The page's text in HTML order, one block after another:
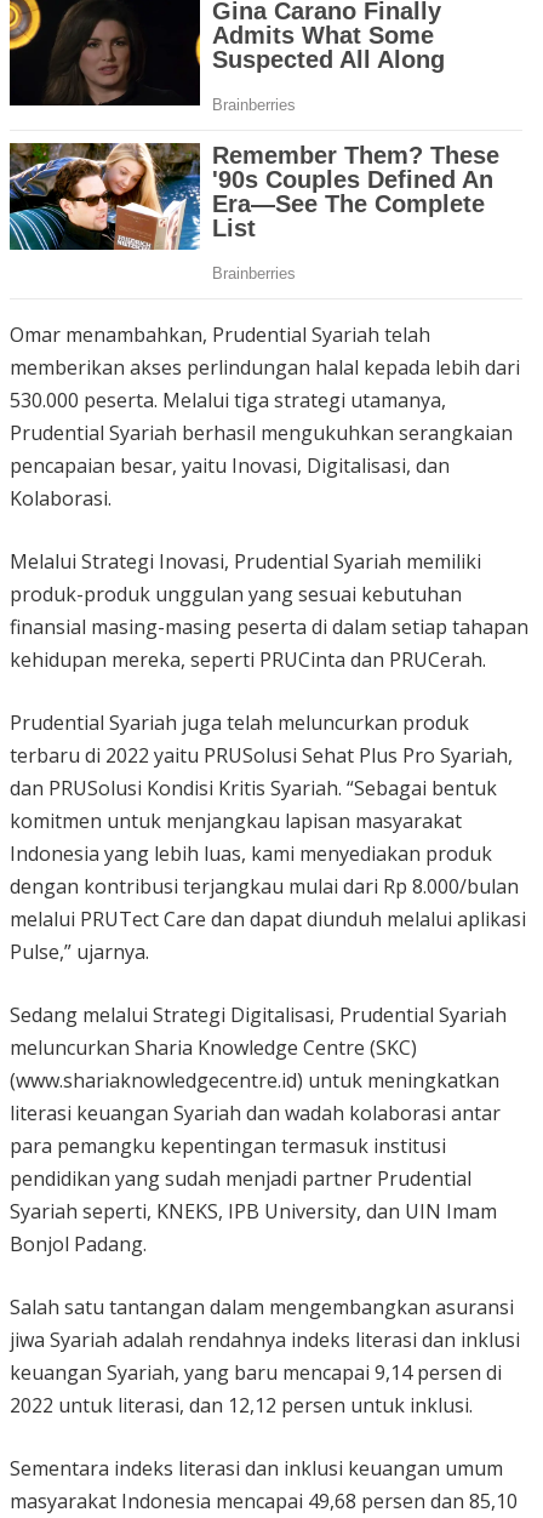
Omar menambahkan, Prudential Syariah telah
memberikan akses perlindungan halal kepada lebih dari
530.000 peserta. Melalui tiga strategi utamanya,
Prudential Syariah berhasil mengukuhkan serangkaian
pencapaian besar, yaitu Inovasi, Digitalisasi, dan
Kolaborasi.
Melalui Strategi Inovasi, Prudential Syariah memiliki
produk-produk unggulan yang sesuai kebutuhan
finansial masing-masing peserta di dalam setiap tahapan
kehidupan mereka, seperti PRUCinta dan PRUCerah.
Prudential Syariah juga telah meluncurkan produk
terbaru di 2022 yaitu PRUSolusi Sehat Plus Pro Syariah,
dan PRUSolusi Kondisi Kritis Syariah. “Sebagai bentuk
komitmen untuk menjangkau lapisan masyarakat
Indonesia yang lebih luas, kami menyediakan produk
dengan kontribusi terjangkau mulai dari Rp 8.000/bulan
melalui PRUTect Care dan dapat diunduh melalui aplikasi
Pulse,” ujarnya.
Sedang melalui Strategi Digitalisasi, Prudential Syariah
meluncurkan Sharia Knowledge Centre (SKC)
(www.shariaknowledgecentre.id) untuk meningkatkan
literasi keuangan Syariah dan wadah kolaborasi antar
para pemangku kepentingan termasuk institusi
pendidikan yang sudah menjadi partner Prudential
Syariah seperti, KNEKS, IPB University, dan UIN Imam
Bonjol Padang.
Salah satu tantangan dalam mengembangkan asuransi
jiwa Syariah adalah rendahnya indeks literasi dan inklusi
keuangan Syariah, yang baru mencapai 9,14 persen di
2022 untuk literasi, dan 12,12 persen untuk inklusi.
Sementara indeks literasi dan inklusi keuangan umum
masyarakat Indonesia mencapai 49,68 persen dan 85,10